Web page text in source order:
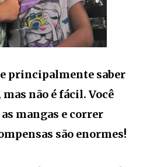
principalmente saber
não é fácil. Você
mangas e correr
são enormes!